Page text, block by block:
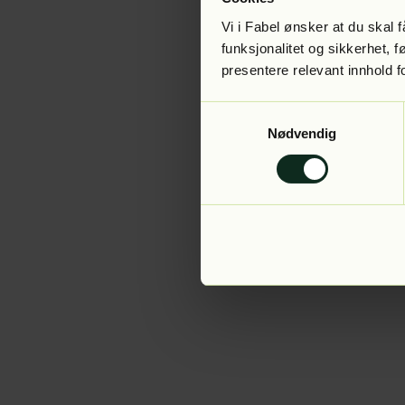
Vi i Fabel ønsker at du skal
funksjonalitet og sikkerhet,
presentere relevant innhold
Nødvendig
Application